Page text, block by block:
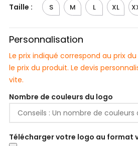
Taille : S M L XL
Personnalisation
Le prix indiqué correspond au prix
le prix du produit. Le devis
vite.
Nombre de couleurs du logo
Télécharger votre logo au format